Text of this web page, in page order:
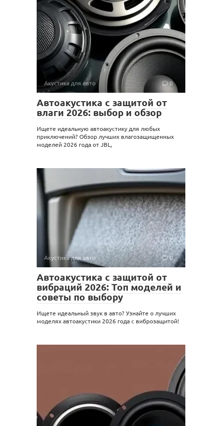
Акустика для авто 0
Автоакустика с защитой от
влаги 2026: выбор и обзор
Ищете идеальную автоакустику для любых
приключений? Обзор лучших влагозащищенных
моделей 2026 года от JBL,
Акустика для авто 0
Автоакустика с защитой от
вибраций 2026: Топ моделей и
советы по выбору
Ищете идеальный звук в авто? Узнайте о лучших
моделях автоакустики 2026 года с виброзащитой!